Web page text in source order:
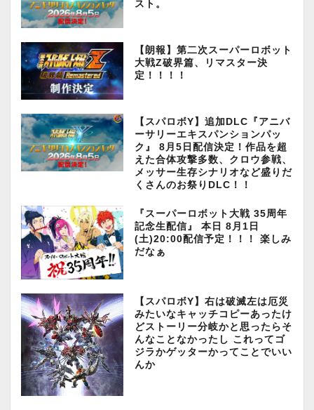
スト。
【朗報】第二次スーパーロボット
大戦Z破界篇、リマスター決
定！！！！
【スパロボY】追加DLC『アニバ
ーサリーエキスパンションパッ
ク』 8月5日配信決定！作品を超
えた合体攻撃多数、クロウ参戦、
メッサー生存シナリオなど盛りだ
くさんのお祭りDLC！！
『スーパーロボット大戦 35周年
記念生配信』 本日 8月1日
(土)20:00配信予定！！！ 楽しみ
だなぁ
【スパロボY】右は破滅左は厄災
みたいなキャッチコピーあったけ
どストーリー分岐かと思ったらそ
んなことなかったし これってゴ
ジラかゲッターかってことでいい
んか